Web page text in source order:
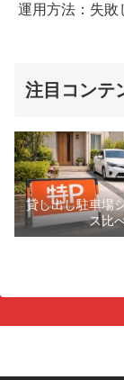
運用方法：失敗
注目コンテ
貸し出し駐車場
ス比